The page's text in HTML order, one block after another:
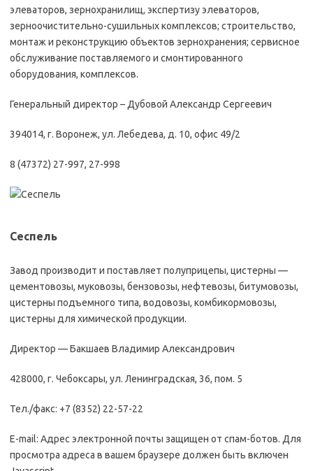
элеваторов, зернохранилищ, экспертизу элеваторов,
зерноочистительно-сушильных комплексов; строительство,
монтаж и реконструкцию объектов зернохранения; сервисное
обслуживание поставляемого и смонтированного
оборудования, комплексов.
Генеральный директор – Дубовой Александр Сергеевич
394014, г. Воронеж, ул. Лебедева, д. 10, офис 49/2
8 (47372) 27-997, 27-998
Сеспель
Завод производит и поставляет полуприцепы, цистерны —
цементовозы, муковозы, бензовозы, нефтевозы, битумовозы,
цистерны подъемного типа, водовозы, комбикормовозы,
цистерны для химической продукции.
Директор — Бакшаев Владимир Александрович
428000, г. Чебоксары, ул. Ленинградская, 36, пом. 5
Тел./факс: +7 (8352) 22-57-22
E-mail: Адрес электронной почты защищен от спам-ботов. Для
просмотра адреса в вашем браузере должен быть включен